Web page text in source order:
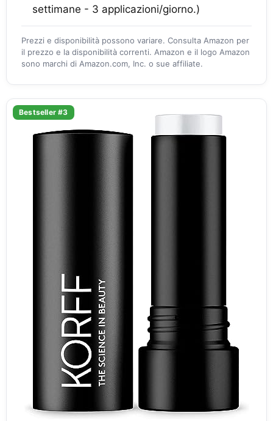
settimane - 3 applicazioni/giorno.)
Prezzi e disponibilità possono variare. Consulta Amazon per
il prezzo e la disponibilità correnti. Amazon e il logo Amazon
sono marchi di Amazon.com, Inc. o sue affiliate.
Bestseller #3